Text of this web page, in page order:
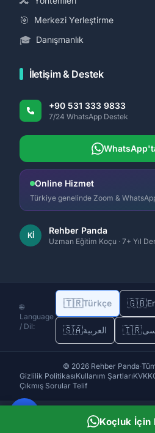
🎯 Merkezi Yerleştirme
🎓 Danışmanlık
İletişim & Destek
+90 531 333 9833
7/24 WhatsApp Destek
Online Hizmet
Türkiye genelinde Zoom &
Kİ Rehber Panda
Uzman Eğitim Koçu · 7+ Yıl
🌐
Language
/ Dil:
🇹🇷Türkçe 🇬🇧
🇸🇦العربية 🇮🇷
© 2026 Rehber Panda·
Gizlilik PolitikasıKullanım ŞartlarıKVKK
Çıkmış Sorular Telif
Koçluk İçin